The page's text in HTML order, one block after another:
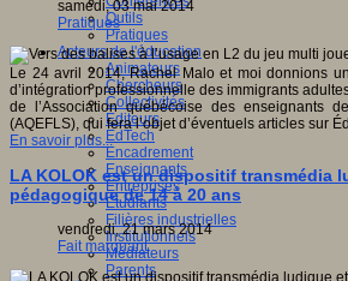
Outils
Pratiques
Acteurs de l'éducation
Animateurs
Chercheurs
Collectivités
Editeurs
EdTech
Encadrement
Enseignants
Entreprises
Etudiants
Filières industrielles
Institutionnels
Médiateurs
Parents
samedi, 03 mai 2014
Pratiques
Le 24 avril 2014, Rachel Malo et moi donnions
d’intégration professionnelle des immigrants
de l’Association québécoise des enseignants
(AQEFLS), qui fera l’objet d’éventuels articles sur
En savoir plus...
LA KOLOK est un dispositif transmédia
pédagogique de 14 à 20 ans
vendredi, 21 mars 2014
Fait marquant